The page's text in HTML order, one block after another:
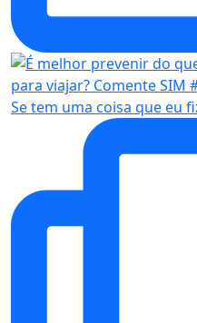
Se tem uma coisa que eu